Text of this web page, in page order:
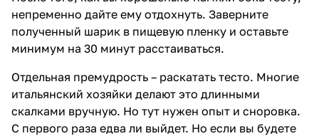
непременно дайте ему отдохнуть. Заверните
полученный шарик в пищевую пленку и оставьте
минимум на 30 минут расстаиваться.
Отдельная премудрость – раскатать тесто. Многие
итальянский хозяйки делают это длинными
скалками вручную. Но тут нужен опыт и сноровка.
С первого раза едва ли выйдет. Но если вы будете